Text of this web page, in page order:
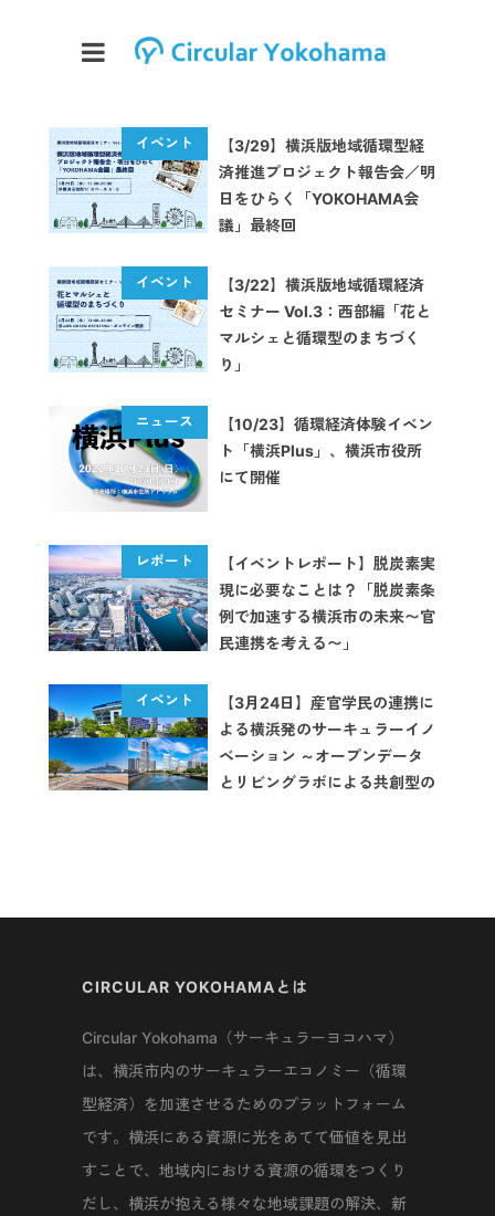
【3/29】横浜版地域循環型経
済推進プロジェクト報告会／明
日をひらく「YOKOHAMA会
議」最終回
【3/22】横浜版地域循環経済
セミナー Vol.3：西部編「花と
マルシェと循環型のまちづく
り」
【10/23】循環経済体験イベン
ト「横浜Plus」、横浜市役所
にて開催
【イベントレポート】脱炭素実
現に必要なことは？「脱炭素条
例で加速する横浜市の未来〜官
民連携を考える〜」
【3月24日】産官学民の連携に
よる横浜発のサーキュラーイノ
ベーション ～オープンデータ
とリビングラボによる共創型の
CIRCULAR YOKOHAMAとは
Circular Yokohama（サーキュラーヨコハマ）
は、横浜市内のサーキュラーエコノミー（循環
型経済）を加速させるためのプラットフォーム
です。横浜にある資源に光をあてて価値を見出
すことで、地域内における資源の循環をつくり
だし、横浜が抱える様々な地域課題の解決、新